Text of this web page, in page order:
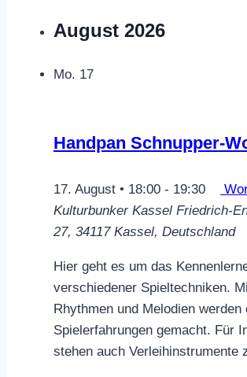
August 2026
Mo. 17
Handpan Schnupper-
17. August • 18:00 - 19:30
Kulturbunker Kassel Friedrich-
27, 34117 Kassel, Deutschland
Hier geht es um das
verschiedener Spieltechniken.
Rhythmen und Melodien werden
Spielerfahrungen gemacht. Für
stehen auch Verleihinstrumente